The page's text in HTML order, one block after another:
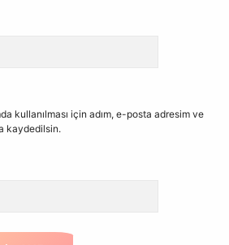
kullanılması için adım, e-posta adresim ve
kaydedilsin.